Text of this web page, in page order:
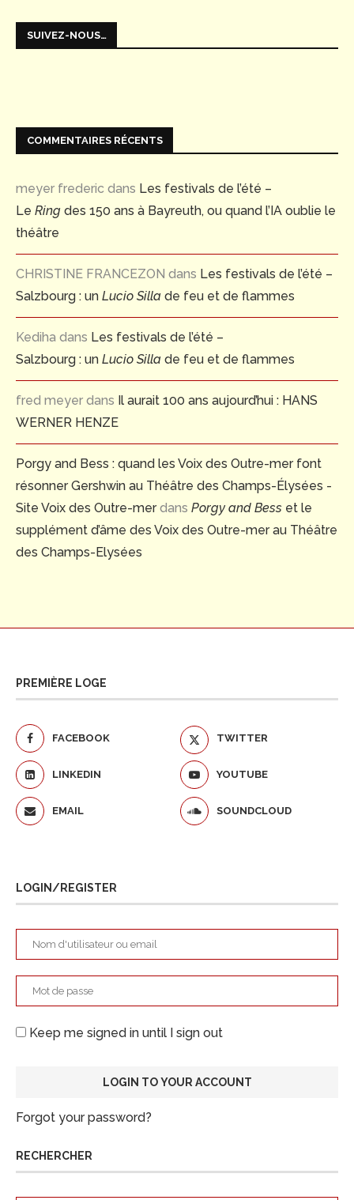
SUIVEZ-NOUS…
COMMENTAIRES RÉCENTS
meyer frederic dans Les festivals de l’été –
Le Ring des 150 ans à Bayreuth, ou quand l’IA oublie le
théâtre
CHRISTINE FRANCEZON dans Les festivals de l’été –
Salzbourg : un Lucio Silla de feu et de flammes
Kediha dans Les festivals de l’été –
Salzbourg : un Lucio Silla de feu et de flammes
fred meyer dans Il aurait 100 ans aujourd’hui : HANS
WERNER HENZE
Porgy and Bess : quand les Voix des Outre-mer font
résonner Gershwin au Théâtre des Champs-Élysées -
Site Voix des Outre-merdans Porgy and Bess et le
supplément d’âme des Voix des Outre-mer au Théâtre
des Champs-Elysées
PREMIÈRE LOGE
FACEBOOK TWITTER
LINKEDIN YOUTUBE
EMAIL SOUNDCLOUD
LOGIN/REGISTER
Keep me signed in until I sign out
Forgot your password?
RECHERCHER